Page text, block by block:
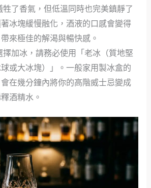
牲了香氣，但低溫同時也完美鎮靜了
冰塊緩慢融化，酒液的口感會變得
來極佳的解渴與暢快感。
擇加冰，請務必使用「老冰（質地堅
或大冰塊）」。一般家用製冰盒的
在幾分鐘內將你的高階威士忌變成
酒精水。